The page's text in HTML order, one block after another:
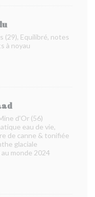
(29), Equilibré, notes
à noyau
d'Or (56)
eau de vie,
de canne & tonifiée
glaciale
monde 2024